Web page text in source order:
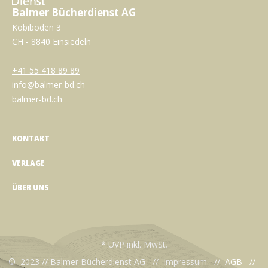
Balmer Bücherdienst AG
Kobiboden 3
CH - 8840 Einsiedeln
+41 55 418 89 89
info@balmer-bd.ch
balmer-bd.ch
KONTAKT
VERLAGE
ÜBER UNS
* UVP inkl. MwSt.
© 2023 // Balmer Bücherdienst AG // Impressum // AGB //